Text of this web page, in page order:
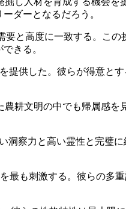
ダーとなるだろう。
と高度に一致する。こ
きる。
提供した。彼らが得意と
耕文明の中でも帰属感
洞察力と高い霊性と完璧
最も刺激する。彼らの多